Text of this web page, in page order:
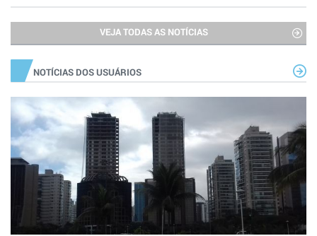
VEJA TODAS AS NOTÍCIAS
NOTÍCIAS DOS USUÁRIOS